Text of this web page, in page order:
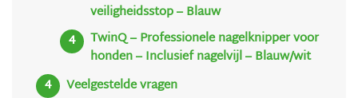
veiligheidsstop – Blauw
TwinQ – Professionele nagelknipper voor
honden – Inclusief nagelvijl – Blauw/wit
Veelgestelde vragen